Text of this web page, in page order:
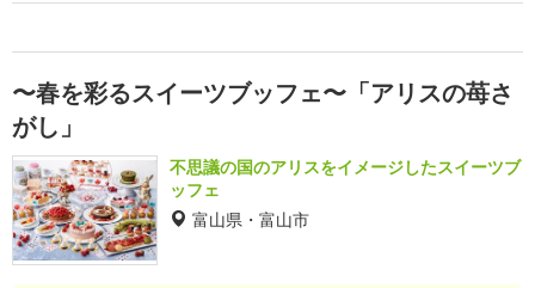
〜春を彩るスイーツブッフェ〜「アリスの苺さ
がし」
不思議の国のアリスをイメージしたスイーツブ
ッフェ
富山県・富山市